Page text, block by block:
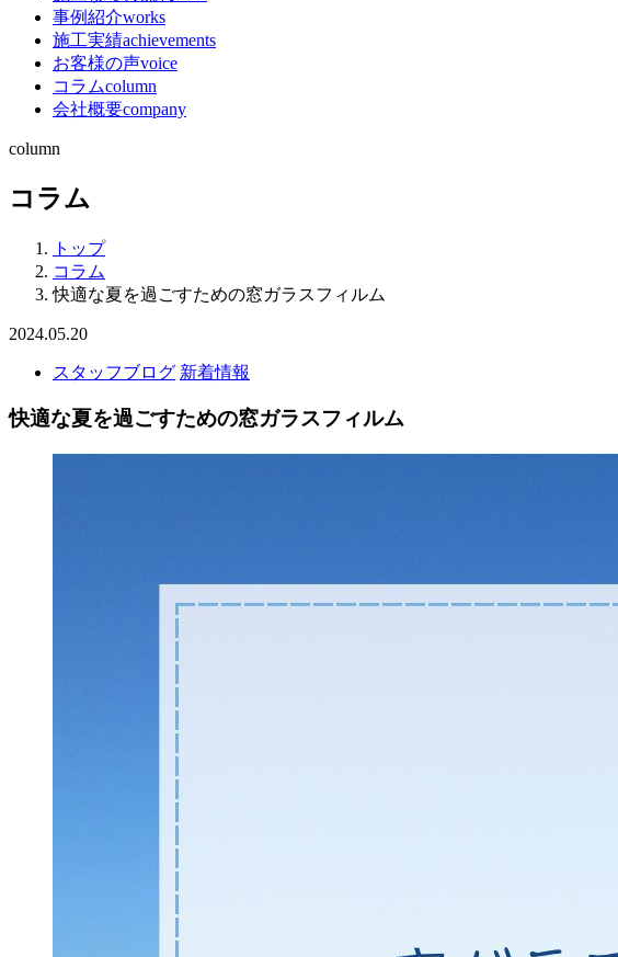
事例紹介works
施工実績achievements
お客様の声voice
コラムcolumn
会社概要company
column
コラム
トップ
コラム
快適な夏を過ごすための窓ガラスフィルム
2024.05.20
スタッフブログ 新着情報
快適な夏を過ごすための窓ガラスフィルム